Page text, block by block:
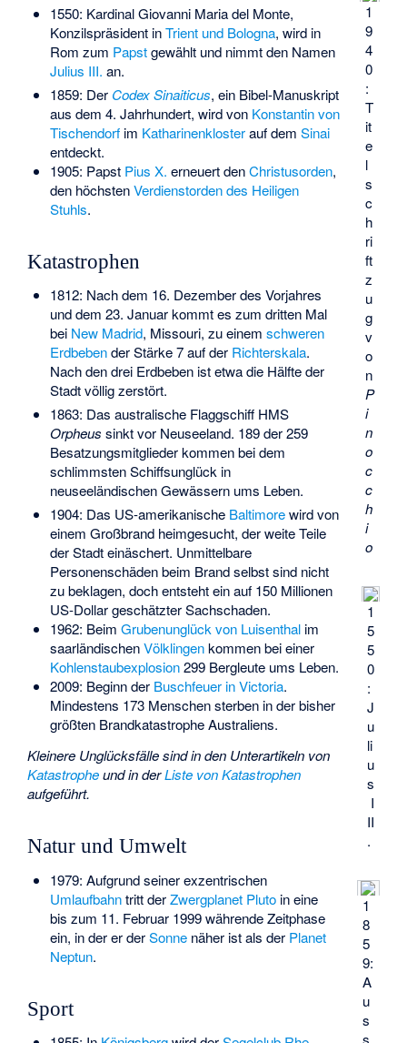
1
9
4
0
:
T
it
e
l
s
c
h
ri
ft
z
u
g
v
o
n
P
i
n
o
c
c
h
i
o
1
5
5
0
:
J
u
li
u
s
I
II
.
1550: Kardinal Giovanni Maria del Monte,
Konzilspräsident inTrient und Bologna, wird in
Rom zum Papstgewählt und nimmt den Namen
Julius III. an.
1
8
5
9:
A
u
s
1859: Der Codex Sinaiticus, ein Bibel-Manuskript
aus dem 4. Jahrhundert, wird von Konstantin von
Tischendorfim Katharinenklosterauf dem Sinai
entdeckt.
1905: Papst Pius X. erneuert denChristusorden,
den höchstenVerdienstorden des Heiligen
Stuhls.
Katastrophen
1812: Nach dem 16. Dezember des Vorjahres
und dem 23. Januar kommt es zum dritten Mal
bei New Madrid, Missouri, zu einem schweren
Erdbebender Stärke 7 auf der Richterskala.
Nach den drei Erdbeben ist etwa die Hälfte der
Stadt völlig zerstört.
1863: Das australische Flaggschiff HMS
Orpheus sinkt vor Neuseeland. 189 der 259
Besatzungsmitglieder kommen bei dem
schlimmsten Schiffsunglück in
neuseeländischen Gewässern ums Leben.
1904: Das US-amerikanische Baltimorewird von
einem Großbrand heimgesucht, der weite Teile
der Stadt einäschert. Unmittelbare
Personenschäden beim Brand selbst sind nicht
zu beklagen, doch entsteht ein auf 150 Millionen
US-Dollar geschätzter Sachschaden.
1962: Beim Grubenunglück von Luisenthalim
saarländischenVölklingenkommen bei einer
Kohlenstaubexplosion299 Bergleute ums Leben.
2009: Beginn der Buschfeuer in Victoria.
Mindestens 173 Menschen sterben in der bisher
größten Brandkatastrophe Australiens.
Kleinere Unglücksfälle sind in den Unterartikeln von
Katastropheund in derListe von Katastrophen
aufgeführt.
Natur und Umwelt
1979: Aufgrund seiner exzentrischen
Umlaufbahntritt derZwergplanet Plutoin eine
bis zum 11. Februar 1999 währende Zeitphase
ein, in der er derSonnenäher ist als der Planet
Neptun.
Sport